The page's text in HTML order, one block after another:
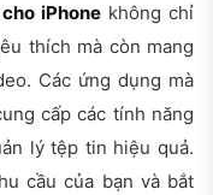
iPhone không chỉ
thích mà còn mang
Các ứng dụng mà
cấp các tính năng
lý tệp tin hiệu quả.
cầu của bạn và bắt